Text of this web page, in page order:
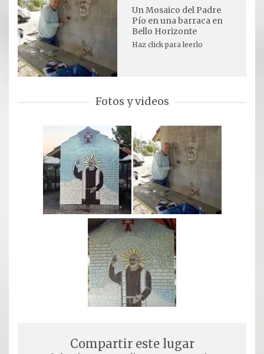
Novena
RELIQUIAS
DEVOTOS
Un Mosaico del Padre
Pío en una barraca en
Bello Horizonte
Haz click para leerlo
Fotos y videos
Compartir este lugar